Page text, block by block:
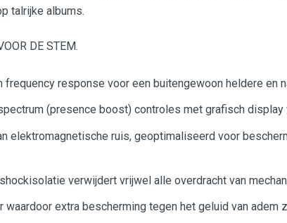
talrijke albums.
DE STEM.
frequency response voor een buitengewoon heldere en
(presence boost) controles met grafisch
elektromagnetische ruis, geoptimaliseerd voor
verwijdert vrijwel alle overdracht van
extra bescherming tegen het geluid van